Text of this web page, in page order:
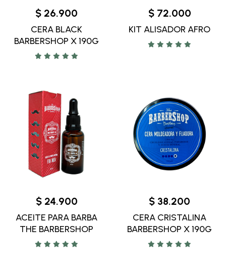
$ 26.900
CERA BLACK
BARBERSHOP X 190G
$ 72.000
KIT ALISADOR AFRO
$ 24.900
ACEITE PARA BARBA
THE BARBERSHOP
$ 38.200
CERA CRISTALINA
BARBERSHOP X 190G